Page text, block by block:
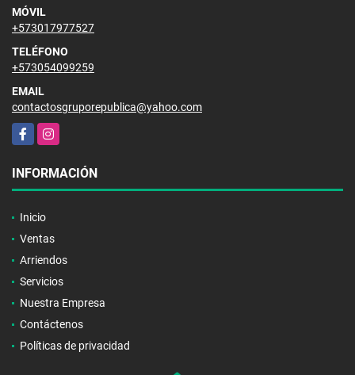
MÓVIL
+573017977527
TELÉFONO
+573054099259
EMAIL
contactosgruporepublica@yahoo.com
FacebookInstagram
INFORMACIÓN
Inicio
Ventas
Arriendos
Servicios
Nuestra Empresa
Contáctenos
Políticas de privacidad